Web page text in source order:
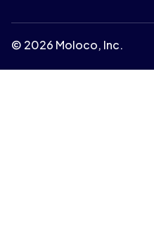
© 2026 Moloco, Inc.